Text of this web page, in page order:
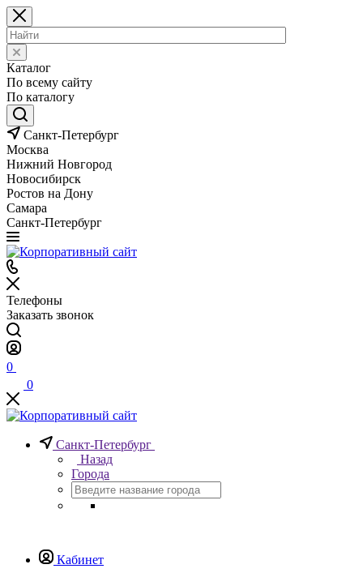
Каталог
По всему сайту
По каталогу
Санкт-Петербург
Москва
Нижний Новгород
Новосибирск
Ростов на Дону
Самара
Санкт-Петербург
Телефоны
Заказать звонок
0
0
Санкт-Петербург
Назад
Города
Кабинет